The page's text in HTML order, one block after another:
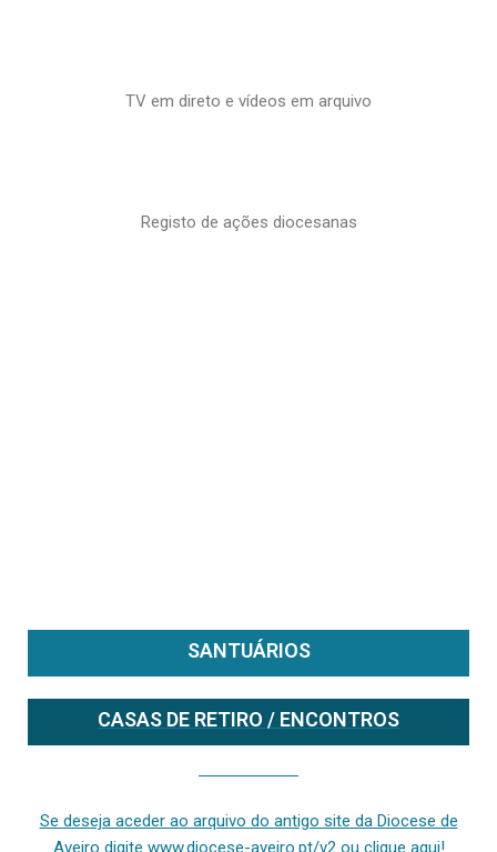
TV em direto e vídeos em arquivo
Registo de ações diocesanas
SANTUÁRIOS
CASAS DE RETIRO / ENCONTROS
Se deseja aceder ao arquivo do antigo site da Diocese de
Aveiro digite www.diocese-aveiro.pt/v2 ou clique aqui!